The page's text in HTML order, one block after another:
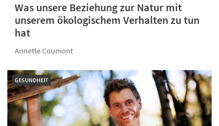
Was unsere Beziehung zur Natur mit
unserem ökologischem Verhalten zu tun
hat
Annette Coumont
GESUNDHEIT